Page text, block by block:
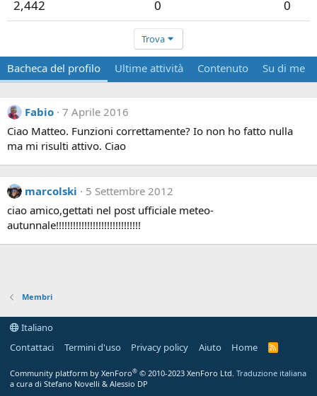
2,442 0 0
Trova
Bacheca del profilo Ultime attività Contenuto Su di me
Fabio 7 Aprile 2016
Ciao Matteo. Funzioni correttamente? Io non ho fatto nulla
ma mi risulti attivo. Ciao
marcolski
5 Settembre 2012
ciao amico,gettati nel post ufficiale meteo-
autunnale!!!!!!!!!!!!!!!!!!!!!!!!!!!!!!
Membri
Italiano
Contattaci
Termini d'uso Privacy policy Aiuto Home
R
Community platform by XenForo® © 2010-2023 XenForo Ltd. Traduzione italiana
a cura di Stefano Novelli & Alessio DP